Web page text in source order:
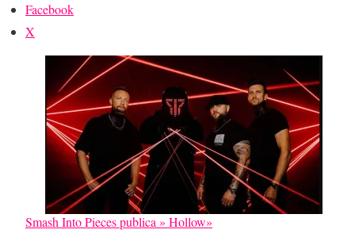
Facebook
X
Smash Into Pieces publica » Hollow»